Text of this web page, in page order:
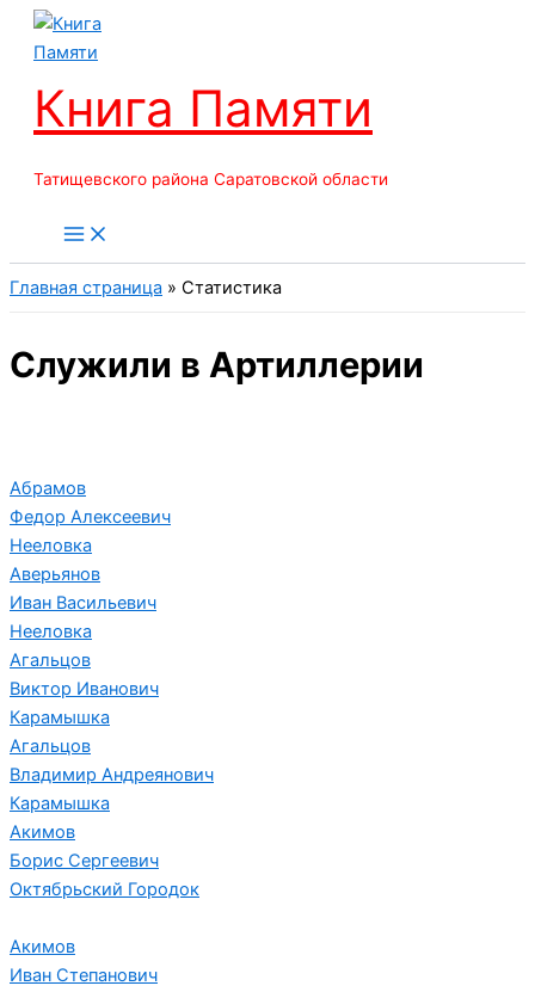
Перейти
Книга Памяти
Татищевского района Саратовской области
Главная страница » Статистика
Служили в Артиллерии
Абрамов
Федор Алексеевич
Нееловка
Аверьянов
Иван Васильевич
Нееловка
Агальцов
Виктор Иванович
Карамышка
Агальцов
Владимир Андреянович
Карамышка
Акимов
Борис Сергеевич
Октябрьский Городок
Акимов
Иван Степанович